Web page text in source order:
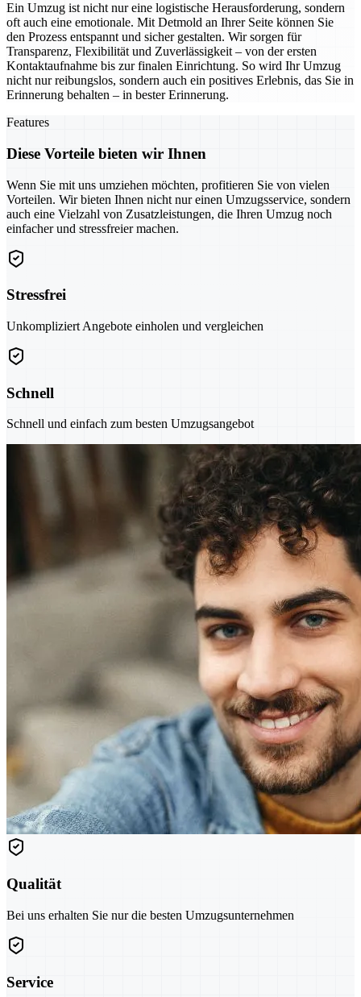
Ein Umzug ist nicht nur eine logistische Herausforderung, sondern
oft auch eine emotionale. Mit Detmold an Ihrer Seite können Sie
den Prozess entspannt und sicher gestalten. Wir sorgen für
Transparenz, Flexibilität und Zuverlässigkeit – von der ersten
Kontaktaufnahme bis zur finalen Einrichtung. So wird Ihr Umzug
nicht nur reibungslos, sondern auch ein positives Erlebnis, das Sie in
Erinnerung behalten – in bester Erinnerung.
Features
Diese Vorteile bieten wir Ihnen
Wenn Sie mit uns umziehen möchten, profitieren Sie von vielen
Vorteilen. Wir bieten Ihnen nicht nur einen Umzugsservice, sondern
auch eine Vielzahl von Zusatzleistungen, die Ihren Umzug noch
einfacher und stressfreier machen.
Stressfrei
Unkompliziert Angebote einholen und vergleichen
Schnell
Schnell und einfach zum besten Umzugsangebot
Qualität
Bei uns erhalten Sie nur die besten Umzugsunternehmen
Service